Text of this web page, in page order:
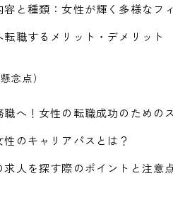
容と種類：女性が輝く多様なフ
職するメリット・デメリット
念点）
職へ！女性の転職成功のための
のキャリアパスとは？
求人を探す際のポイントと注意